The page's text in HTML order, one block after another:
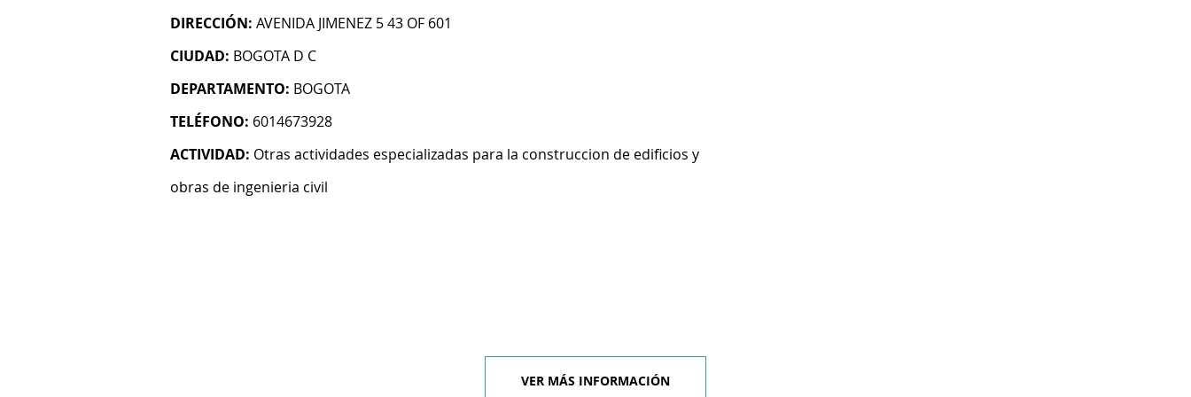
DIRECCIÓN: AVENIDA JIMENEZ 5 43 OF 601
CIUDAD: BOGOTA D C
DEPARTAMENTO: BOGOTA
TELÉFONO: 6014673928
ACTIVIDAD: Otras actividades especializadas para la construccion de edificios y
obras de ingenieria civil
VER MÁS INFORMACIÓN